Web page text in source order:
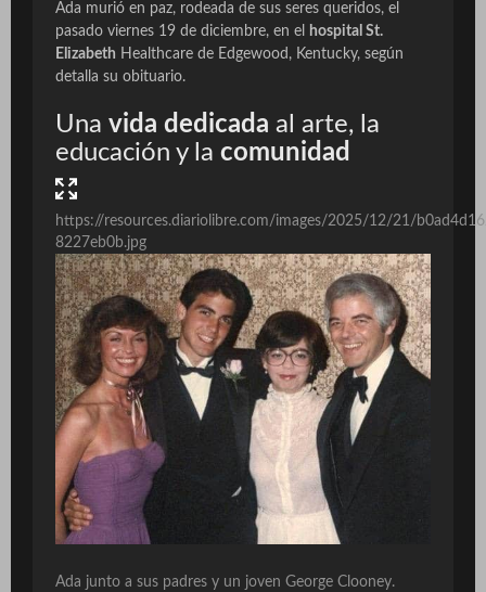
Ada murió en paz, rodeada de sus seres queridos, el
pasado viernes 19 de diciembre, en el
hospital St.
Elizabeth Healthcare de Edgewood, Kentucky, según
detalla su obituario.
Una vida dedicada al arte, la
educación y la comunidad
https://resources.diariolibre.com/images/2025/12/21/
8227eb0b.jpg
Ada junto a sus padres y un joven George Clooney.